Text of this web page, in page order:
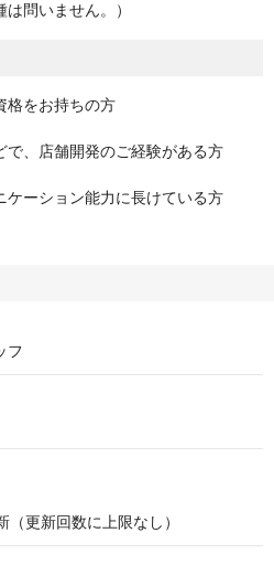
問いません。）
格をお持ちの方
で、店舗開発のご経験がある方
ケーション能力に長けている方
フ
更新回数に上限なし）